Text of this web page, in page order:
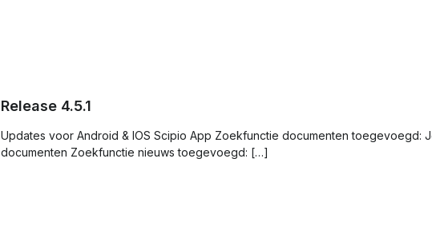
Release 4.5.1
Updates voor Android & IOS Scipio App Zoekfunctie documenten toegevoegd:
documenten Zoekfunctie nieuws toegevoegd: […]